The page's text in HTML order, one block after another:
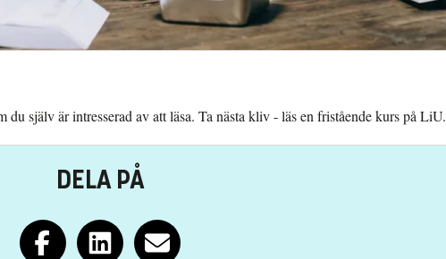
själv är intresserad av att läsa. Ta nästa kliv - läs en fristående kurs på LiU.
DELA PÅ